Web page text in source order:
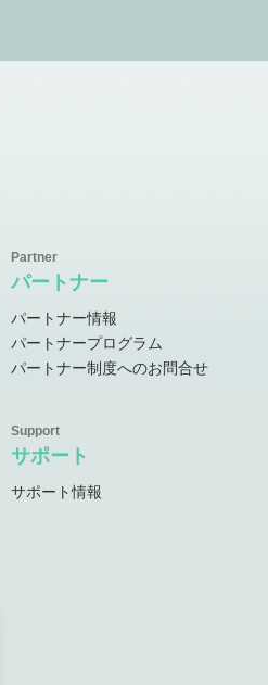
パートナー
パートナー情報
パートナープログラム
パートナー制度へのお問合せ
サポート
サポート情報